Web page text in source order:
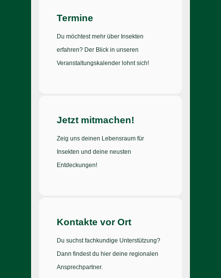
Termine
Du möchtest mehr über Insekten
erfahren? Der Blick in unseren
Veranstaltungskalender lohnt sich!
Jetzt mitmachen!
Zeig uns deinen Lebensraum für
Insekten und deine neusten
Entdeckungen!
Kontakte vor Ort
Du suchst fachkundige Unterstützung?
Dann findest du hier deine regionalen
Ansprechpartner.